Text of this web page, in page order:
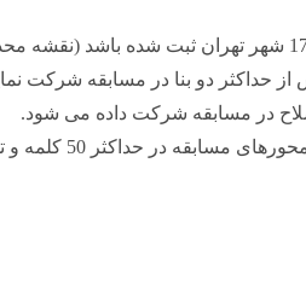
در مسابقه شرکت داده می شود.
ذکر دلایل انتخاب نما